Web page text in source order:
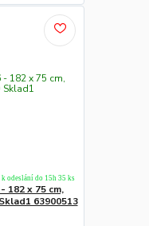
182 x 75 cm,
63900513
k odeslání do 15h 35 ks